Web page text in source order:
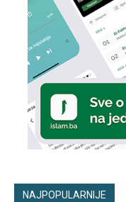
NAJPOPULARNIJE